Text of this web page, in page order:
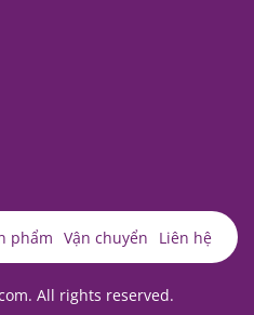
phẩm Vận chuyển Liên hệ
All rights reserved.